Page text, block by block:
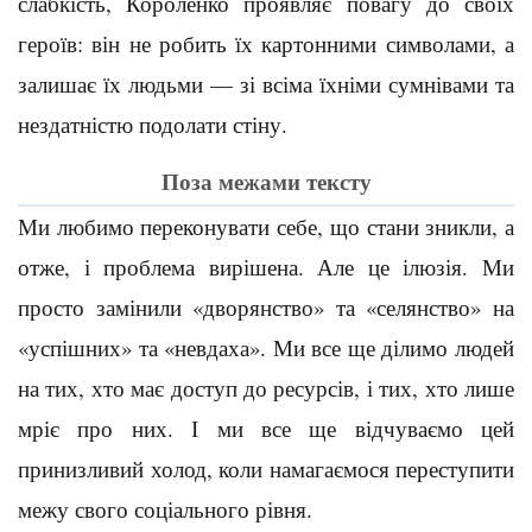
героїв: він не робить їх картонними символами, а
залишає їх людьми — зі всіма їхніми сумнівами та
нездатністю подолати стіну.
Поза межами тексту
Ми любимо переконувати себе, що стани зникли, а
отже, і проблема вирішена. Але це ілюзія. Ми
просто замінили «дворянство» та «селянство» на
«успішних» та «невдаха». Ми все ще ділимо людей
на тих, хто має доступ до ресурсів, і тих, хто лише
мріє про них. І ми все ще відчуваємо цей
принизливий холод, коли намагаємося переступити
межу свого соціального рівня.